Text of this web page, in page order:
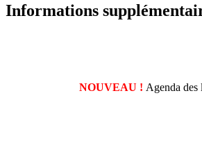
Informations
NOUVEAU ! Agenda des